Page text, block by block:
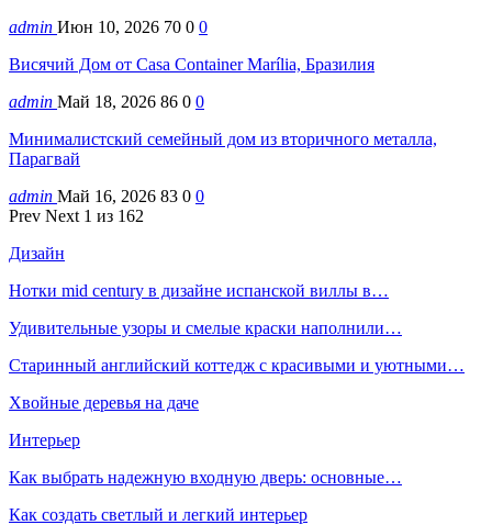
admin Июн 10, 2026 70 0 0
Висячий Дом от Casa Container Marília, Бразилия
admin Май 18, 2026 86 0 0
Минималистский семейный дом из вторичного металла,
Парагвай
admin Май 16, 2026 83 0 0
Prev Next 1 из 162
Дизайн
Нотки mid century в дизайне испанской виллы в…
Удивительные узоры и смелые краски наполнили…
Старинный английский коттедж с красивыми и уютными…
Хвойные деревья на даче
Интерьер
Как выбрать надежную входную дверь: основные…
Как создать светлый и легкий интерьер